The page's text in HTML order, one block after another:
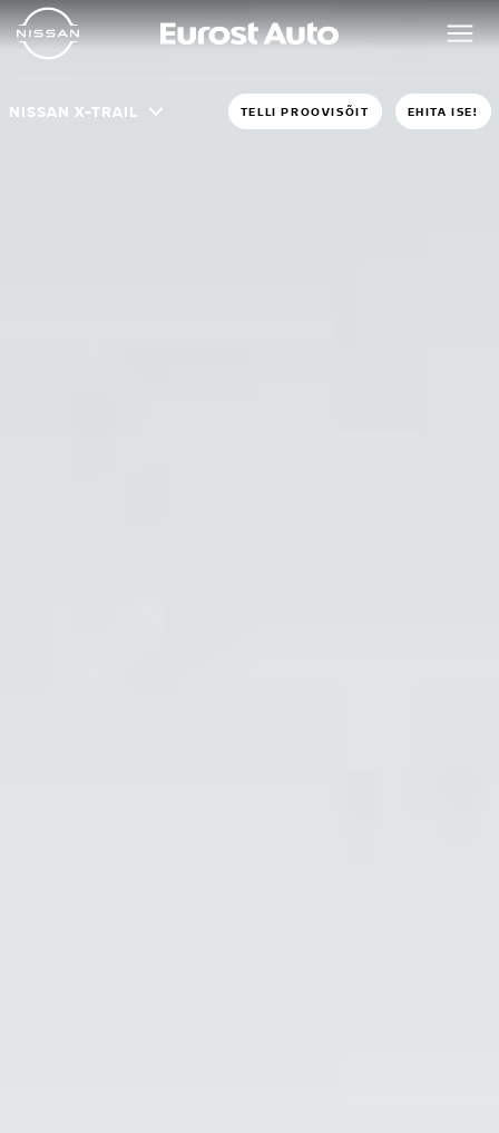
NISSAN X-TRAIL TELLI PROOVISÕIT EHITA ISE!